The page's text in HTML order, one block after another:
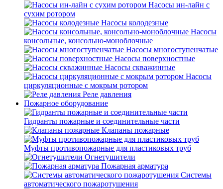
Насосы ин-лайн с
сухим ротором
Насосы колодезные
Насосы
консольные, консольно-моноблочные
Насосы многоступенчатые
Насосы поверхностные
Насосы скважинные
Насосы
циркуляционные с мокрым ротором
Реле давления
Пожарное оборудование
Гидранты пожарные и соединительные части
Клапаны пожарные
Муфты противопожарные для пластиковых труб
Огнетушители
Пожарная арматура
Системы
автоматического пожаротушения